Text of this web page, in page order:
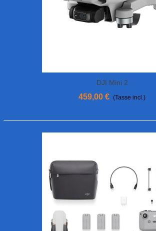
DJI Mini 2
459,00 € (Tasse incl.)